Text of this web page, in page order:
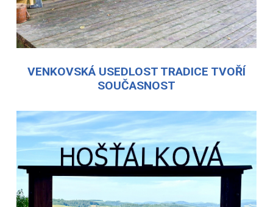
VENKOVSKÁ USEDLOST TRADICE TVOŘÍ
SOUČASNOST